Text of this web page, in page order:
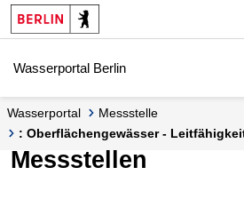
Springe zur Navigation
Springe zum Inhalt
Wasserportal Berlin
Wasserportal
Messstelle
: Oberflächengewässer -
Messstellen